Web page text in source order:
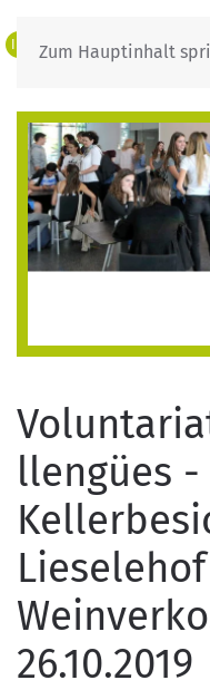
Zum Hauptinhalt
IT DE
llengües -
26.10.2019